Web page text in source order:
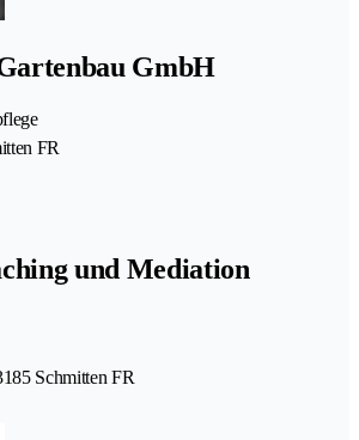
GmbH
FR
und Mediation
Schmitten FR